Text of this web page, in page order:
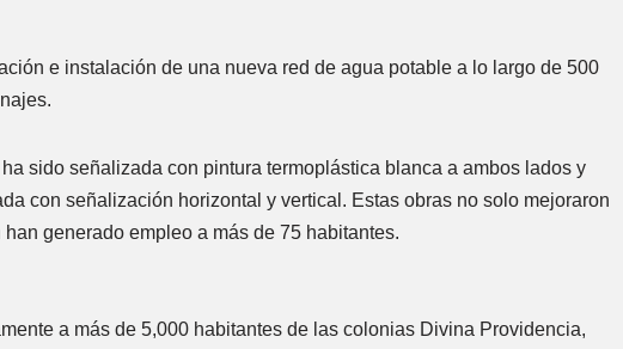
e instalación de una nueva red de agua potable a lo largo de 500
sido señalizada con pintura termoplástica blanca a ambos lados y
con señalización horizontal y vertical. Estas obras no solo mejoraron
generado empleo a más de 75 habitantes.
a más de 5,000 habitantes de las colonias Divina Providencia,